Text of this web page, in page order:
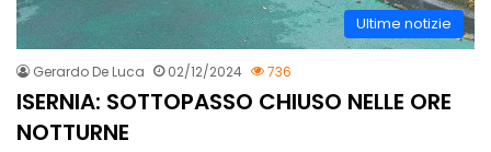
Ultime notizie
Gerardo De Luca 02/12/2024 736
ISERNIA: SOTTOPASSO CHIUSO NELLE ORE
NOTTURNE